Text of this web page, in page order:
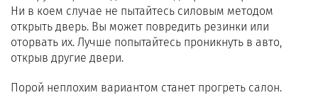
Ни в коем случае не пытайтесь силовым методом
открыть дверь. Вы может повредить резинки или
оторвать их. Лучше попытайтесь проникнуть в авто,
открыв другие двери.
Порой неплохим вариантом станет прогреть салон.